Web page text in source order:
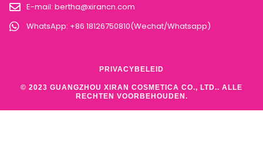
E-mail: bertha@xirancn.com
WhatsApp: +86 18126750810(Wechat/Whatsapp)
© 2023 GUANGZHOU XIRAN COSMETICA CO., LTD.. ALLE
RECHTEN VOORBEHOUDEN.
PRIVACYBELEID